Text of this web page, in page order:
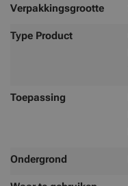
Verpakkingsgrootte
Type Product
Toepassing
Ondergrond